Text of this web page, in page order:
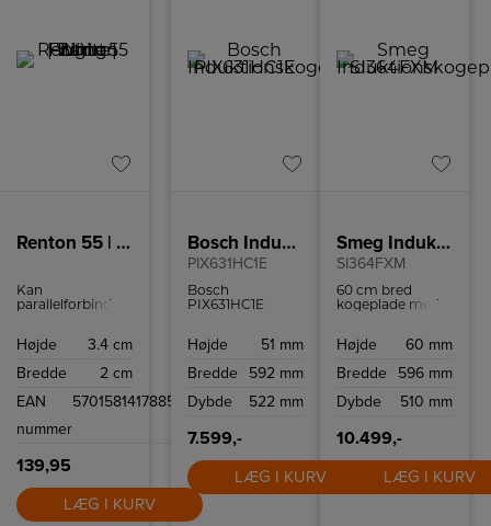
Renton 55 | Batten Light Fitting | White
Kan
parallelforbindes
Tilslutningsledning
Kontakt på
forlænges ved at
skinner
Højde
3.4 cm
Bredde
2 cm
EAN
nummer
5701581417885
139,95
LÆG I KURV
Bosch Induktionskogeplade
PIX631HC1E
Bosch
PIX631HC1E
funktioner som
PowerBoost og
gør både
og slow cooking i
weekenden
nemmere og
sjovere at lave
mad.
Højde
51 mm
Bredde
592 mm
Dybde
522 mm
7.599,-
LÆG I KURV
Smeg Induktionskogeplade
SI364FXM
60 cm bred
kogeplade med
effektiv
Højde
60 mm
Bredde
596 mm
Dybde
510 mm
10.499,-
LÆG I KURV